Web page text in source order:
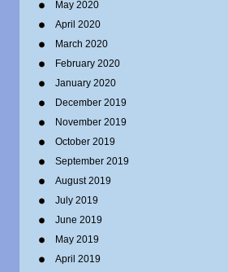
May 2020
April 2020
March 2020
February 2020
January 2020
December 2019
November 2019
October 2019
September 2019
August 2019
July 2019
June 2019
May 2019
April 2019